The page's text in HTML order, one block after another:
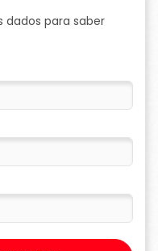
dados para saber